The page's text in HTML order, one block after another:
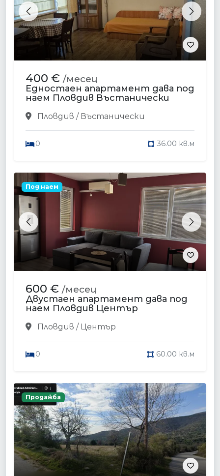
Previous Next
400 € /месец
Едностаен апартамент дава под
наем Пловдив Въстанически
Пловдив / Въстанически
0 36.00 кв.м
Previous Next
Под наем
600 € /месец
Двустаен апартамент дава под
наем Пловдив Център
Пловдив / Център
0 60.00 кв.м
Продажба